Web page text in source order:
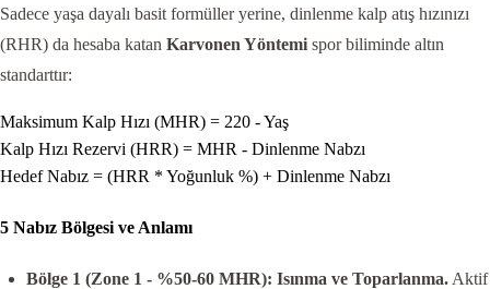
Sadece yaşa dayalı basit formüller yerine, dinlenme kalp atış hızınızı
(RHR) da hesaba katan Karvonen Yöntemi spor biliminde altın
standarttır:
Maksimum Kalp Hızı (MHR) = 220 - Yaş
Kalp Hızı Rezervi (HRR) = MHR - Dinlenme Nabzı
Hedef Nabız = (HRR * Yoğunluk %) + Dinlenme Nabzı
5 Nabız Bölgesi ve Anlamı
Bölge 1 (Zone 1 - %50-60 MHR): Isınma ve Toparlanma. Aktif